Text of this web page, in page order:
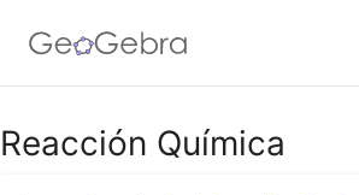
Google Classroom
Reacción Química